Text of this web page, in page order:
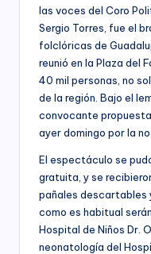
las voces del Coro
Sergio Torres, fue el
folclóricas de
reunió en la Plaza del
40 mil personas, no
de la región. Bajo el
convocante
ayer domingo por la
El espectáculo se
gratuita, y se
pañales descartables
como es habitual
Hospital de Niños Dr.
neonatología del